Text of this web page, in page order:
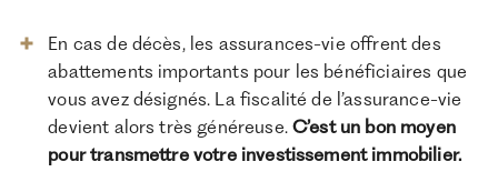
En cas de décès, les assurances-vie offrent des
abattements importants pour les bénéficiaires que
vous avez désignés. La fiscalité de l’assurance-vie
devient alors très généreuse. C’est un bon moyen
pour transmettre votre investissement immobilier.